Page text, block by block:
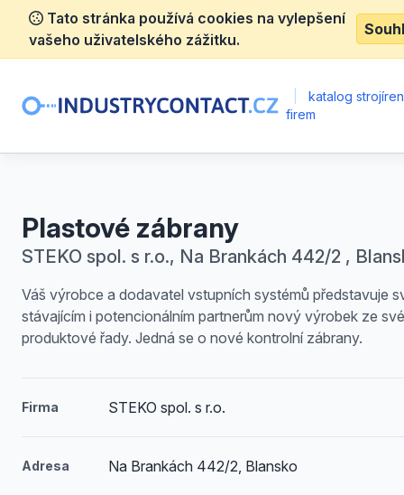
Tato stránka používá cookies na vylepšení
vašeho uživatelského zážitku.
katalog
firem
Plastové zábrany
STEKO spol. s r.o., Na Brankách 442/2 ,
Váš výrobce a dodavatel vstupních systémů představuje
stávajícím i potencionálním partnerům nový výrobek ze své
produktové řady. Jedná se o nové kontrolní zábrany.
Firma STEKO spol. s r.o.
Adresa Na Brankách 442/2, Blansko